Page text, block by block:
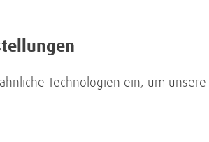
Technologien ein, um
anderen Merkmalen.
eine dauerhaft